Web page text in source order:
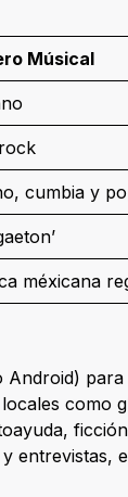
Músical
cumbia y
méxicana
Android)
como
entrevistas,